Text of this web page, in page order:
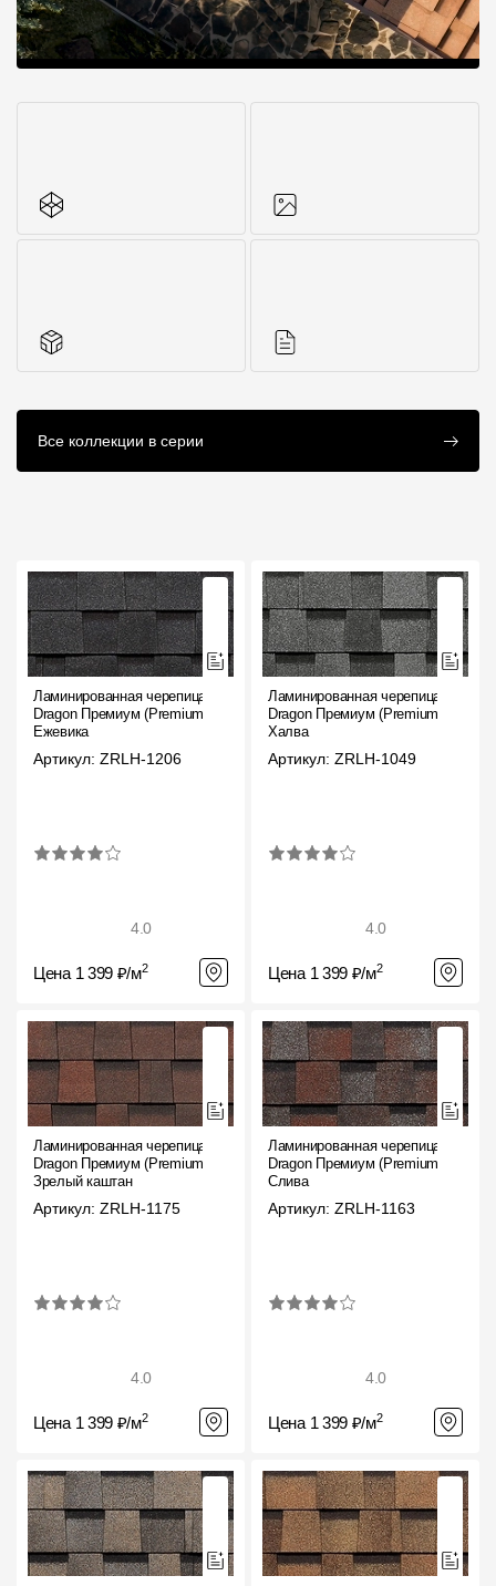
Комплектующие к
Все коллекции в серии
Ламинированная черепица
Dragon Премиум (Premium),
Ежевика
Артикул: ZRLH-1206
4.0
Цена 1 399 ₽/м2
Ламинированная черепица
Dragon Премиум (Premium),
Халва
Артикул: ZRLH-1049
4.0
Цена 1 399 ₽/м2
Ламинированная черепица
Dragon Премиум (Premium),
Зрелый каштан
Артикул: ZRLH-1175
4.0
Цена 1 399 ₽/м2
Ламинированная черепица
Dragon Премиум (Premium),
Слива
Артикул: ZRLH-1163
4.0
Цена 1 399 ₽/м2